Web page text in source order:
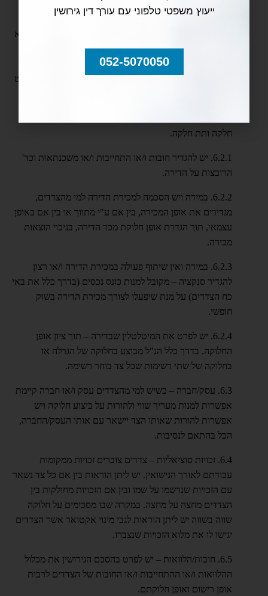
שנים.
– יש לבצע חלוקה של כל פרטי הרכוש של הצדדים וללא
יוצא מהכלל. בחלוקה זו יש להתייחס לכל פריט רכושי ולאופן
חלוקתו.6.1. חשבונ/ות בנק – יש לפרט את פרטי חשבונות
הבנק הרשומים על שם מי מהצדדים ועל שם שניהם. יש לפרט
חלקה ותת חלקה.
6.2.1. יש להגדיר חובות ו/או התחייבות ו/או משכנתאות וכד'
הרובצות על הדירה.
6.2.2. במידה ויש הסכמה למכירת הדירה למי מהצדדים,
מגדירים את אופן המכירה, בין אם ע"י מתווך או בין אם באופן
עצמאי, תוך הגדרת אופן חלוקת מכר הדירה, בניכוי הוצאות
מכירה.
6.2.3. במידה ואין שיתוף פעולה במכירת הדירה ו/או רצון
להגדיר סנקציה – מקובל למנות כונס נכסים (בדרך כלל את באי
כח הצדדים) על מנת שיפעלו לצורך מכירת הדירה בשוק
חופשי.
6.2.4. יש לפרט את המיטלטלין שבדירה – תוך ציון אופן
החלוקה. בדרך כלל הנ"ל מבוצע בחלוקה של הגרלה או
בחלוקה של שתי רשימות שכל צד בוחר רשימה.
6.3. עסק/חברה – כשיש למי מהצדדים עסק ו/או חברה קיימת
אפשרות למנות מעריך שווי ולהורות על ביצוע חלוקה ויש
אפשרות להורות שאותו הצד יישאר עם אותו העסק/החברה,
הכל בהתאם לנסיבות.
6.4. זכויות סוציאליות – צדדים צוברים זכויות ממקומות
עבודתם לאורך הנישואין. יש ליתן הוראות בין אם כל צד נשאר
עם הזכויות שנרשמו על שמו ובין אם הזכויות מחולקות בין
הצדדים מחצה על מחצה. במקרה שבו מסכימים על חלוקה
שווה בשווה יש ליתן הוראות לגבי מינוי אקטואר אשר הצדדים
יגישו לו את מלוא הזכויות שנצברו.
6.5. חובות/הלוואות – יש לפרט בהסכם הגירושין את מכלול
ההלוואות ו/או ההתחייבות ו/או החובות של הצדדים לרבות
אופן רישום ואופן חלוקתם.
ייעוץ משפטי טלפוני עם עורך דין גירושין
052-5070050